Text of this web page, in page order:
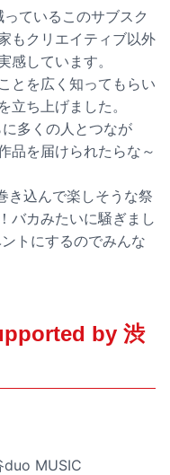
ているこのサブスク
もクリエイティブ以外
感しています。
とを広く知ってもらい
立ち上げました。
に多くの人とつなが
品を届けられたらな～
き込んで楽しそうな祭
バカみたいに騒ぎまし
トにするのでみんな
by 渋
duo MUSIC